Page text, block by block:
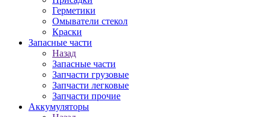
Герметики
Омыватели стекол
Краски
Запасные части
Назад
Запасные части
Запчасти грузовые
Запчасти легковые
Запчасти прочие
Аккумуляторы